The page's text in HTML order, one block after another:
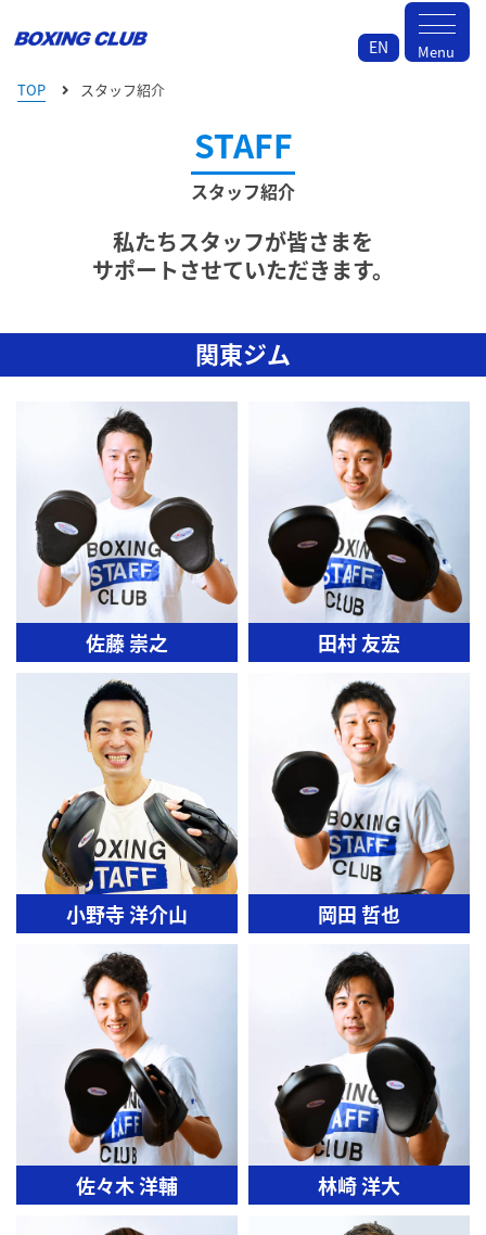
EN
Menu
TOP
スタッフ紹介
STAFF
スタッフ紹介
私たちスタッフが皆さまを
サポートさせていただきます。
関東ジム
佐藤 崇之 田村 友宏
小野寺 洋介山 岡田 哲也
佐々木 洋輔 林崎 洋大